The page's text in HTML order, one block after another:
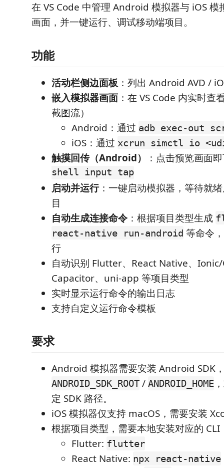
在 VS Code 中管理 Android 模拟器与 iOS 模
画面，并一键运行、调试移动端项目。
功能
活动栏侧边面板 ：列出 Android AVD /
嵌入模拟器画面 ：在 VS Code 内实时查
截图流）
Android：通过 adb exec-out
iOS：通过 xcrun simctl io
触摸回传（Android）
：点击预览画面
shell input tap
启动并运行：一键启动模拟器，等待就
目
自动生成连接命令 ：根据项目类型生成
react-native run-android 等命令
行
自动识别 Flutter、React Native、
Capacitor、uni-app 等项目类型
实时显示运行命令的输出日志
支持自定义运行命令模板
要求
Android 模拟器需要安装 Android SDK
ANDROID_SDK_ROOT / ANDROID_HOME
定 SDK 路径。
iOS 模拟器仅支持 macOS，需要安装
根据项目类型，需要本地安装对应的 CLI
Flutter: flutter
React Native: npx react-native